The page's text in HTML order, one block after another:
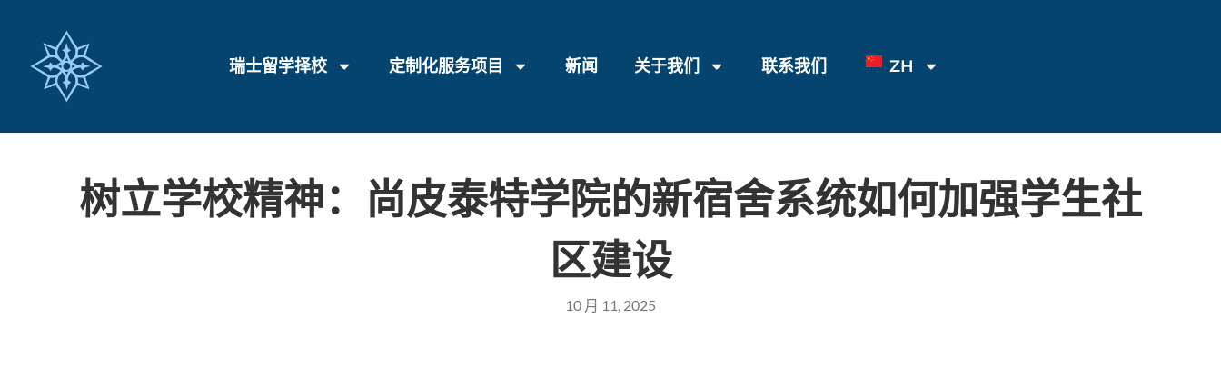
瑞士留学择校 定制化服务项目 新闻 关于我们 联系我们 ZH
树立学校精神：尚皮泰特学院的新宿舍系统如何加强学生社
区建设
10 月 11, 2025